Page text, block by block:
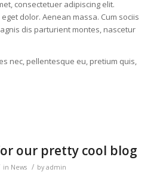
consectetuer adipiscing elit.
dolor. Aenean massa. Cum sociis
dis parturient montes, nascetur
nec, pellentesque eu, pretium quis,
our pretty cool blog
in News / by admin